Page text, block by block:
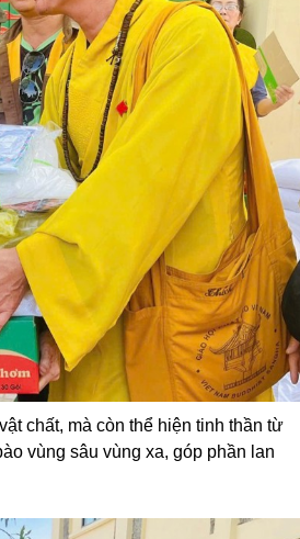
chất, mà còn thể hiện tinh thần từ
vùng sâu vùng xa, góp phần lan